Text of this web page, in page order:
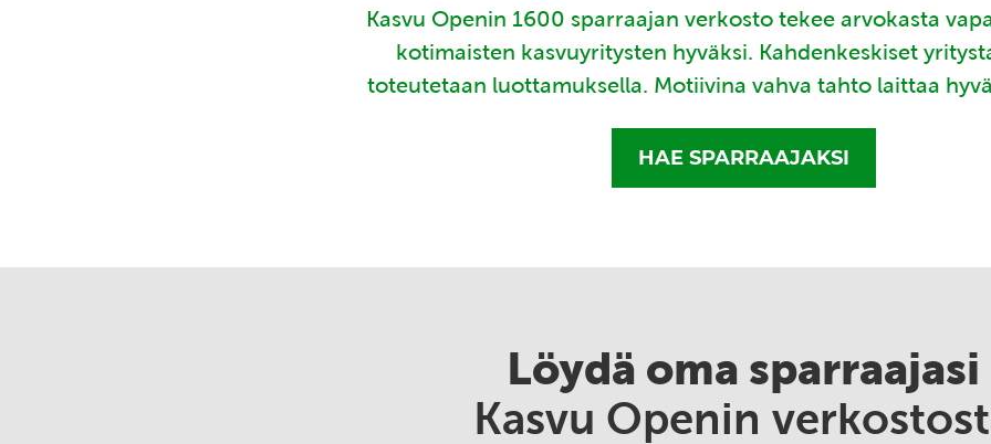
Kasvu Openin 1600 sparraajan verkosto tekee arvokasta
kotimaisten kasvuyritysten hyväksi. Kahdenkeskiset
toteutetaan luottamuksella. Motiivina vahva tahto laittaa
HAE SPARRAAJAKSI
Löydä oma sparraajasi
Kasvu Openin